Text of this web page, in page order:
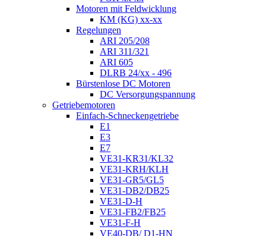
Motoren mit Feldwicklung
KM (KG) xx-xx
Regelungen
ARI 205/208
ARI 311/321
ARI 605
DLRB 24/xx - 496
Bürstenlose DC Motoren
DC Versorgungspannung
Getriebemotoren
Einfach-Schneckengetriebe
E1
E3
E7
VE31-KR31/KL32
VE31-KRH/KLH
VE31-GR5/GL5
VE31-DB2/DB25
VE31-D-H
VE31-FB2/FB25
VE31-F-H
VE40-DB/ D1-HN